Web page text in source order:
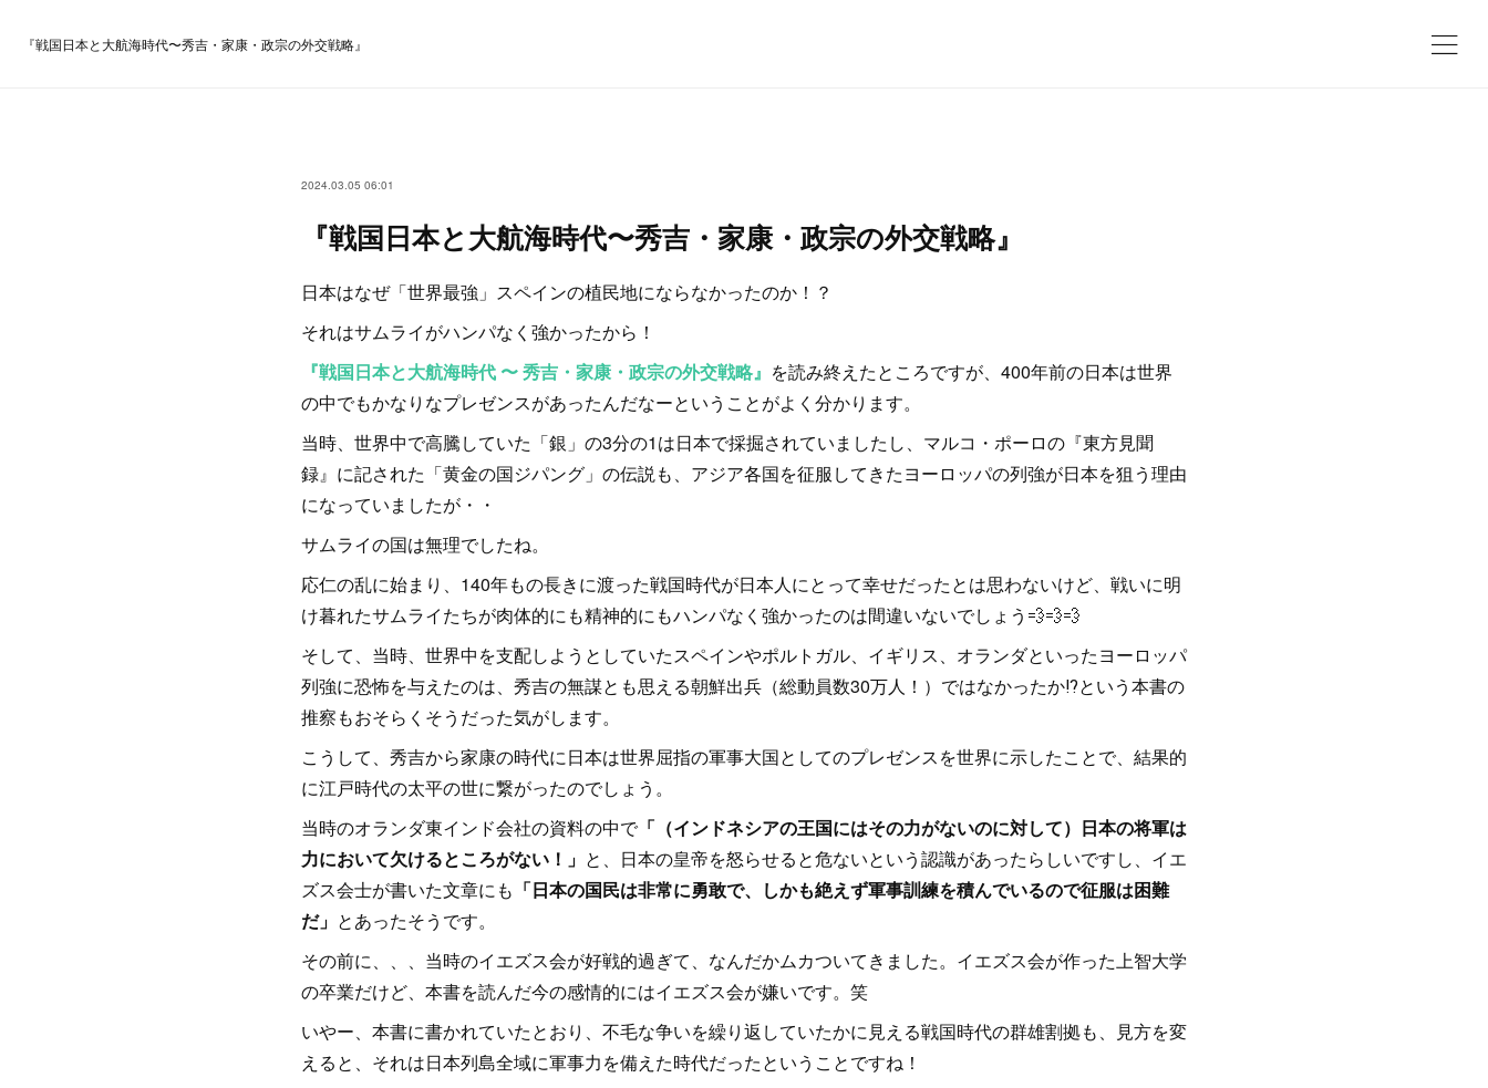
『戦国日本と大航海時代〜秀吉・家康・政宗の外交戦略』
2024.03.05 06:01
『戦国日本と大航海時代〜秀吉・家康・政宗の外交戦略』
日本はなぜ「世界最強」スペインの植民地にならなかったのか！？
それはサムライがハンパなく強かったから！
『戦国日本と大航海時代 〜 秀吉・家康・政宗の外交戦略』 を読み終えたところですが、400年前の日本は世界
の中でもかなりなプレゼンスがあったんだなーということがよく分かります。
当時、世界中で高騰していた「銀」の3分の1は日本で採掘されていましたし、マルコ・ポーロの『東方見聞
録』に記された「黄金の国ジパング」の伝説も、アジア各国を征服してきたヨーロッパの列強が日本を狙う理由
になっていましたが・・
サムライの国は無理でしたね。
応仁の乱に始まり、140年もの長きに渡った戦国時代が日本人にとって幸せだったとは思わないけど、戦いに明
け暮れたサムライたちが肉体的にも精神的にもハンパなく強かったのは間違いないでしょう💨💨💨
そして、当時、世界中を支配しようとしていたスペインやポルトガル、イギリス、オランダといったヨーロッパ
列強に恐怖を与えたのは、秀吉の無謀とも思える朝鮮出兵（総動員数30万人！）ではなかったか⁉️という本書の
推察もおそらくそうだった気がします。
こうして、秀吉から家康の時代に日本は世界屈指の軍事大国としてのプレゼンスを世界に示したことで、結果的
に江戸時代の太平の世に繋がったのでしょう。
当時のオランダ東インド会社の資料の中で「（インドネシアの王国にはその力がないのに対して）日本の将軍は
力において欠けるところがない！」 と、日本の皇帝を怒らせると危ないという認識があったらしいですし、イエ
ズス会士が書いた文章にも 「日本の国民は非常に勇敢で、しかも絶えず軍事訓練を積んでいるので征服は困難
だ」 とあったそうです。
その前に、、、当時のイエズス会が好戦的過ぎて、なんだかムカついてきました。イエズス会が作った上智大学
の卒業だけど、本書を読んだ今の感情的にはイエズス会が嫌いです。笑
いやー、本書に書かれていたとおり、不毛な争いを繰り返していたかに見える戦国時代の群雄割拠も、見方を変
えると、それは日本列島全域に軍事力を備えた時代だったということですね！